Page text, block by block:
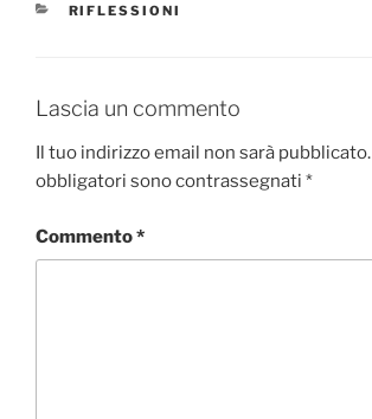
CATEGORIE
RIFLESSIONI
Lascia un commento
Il tuo indirizzo email non sarà pubblicato.
obbligatori sono contrassegnati *
Commento*